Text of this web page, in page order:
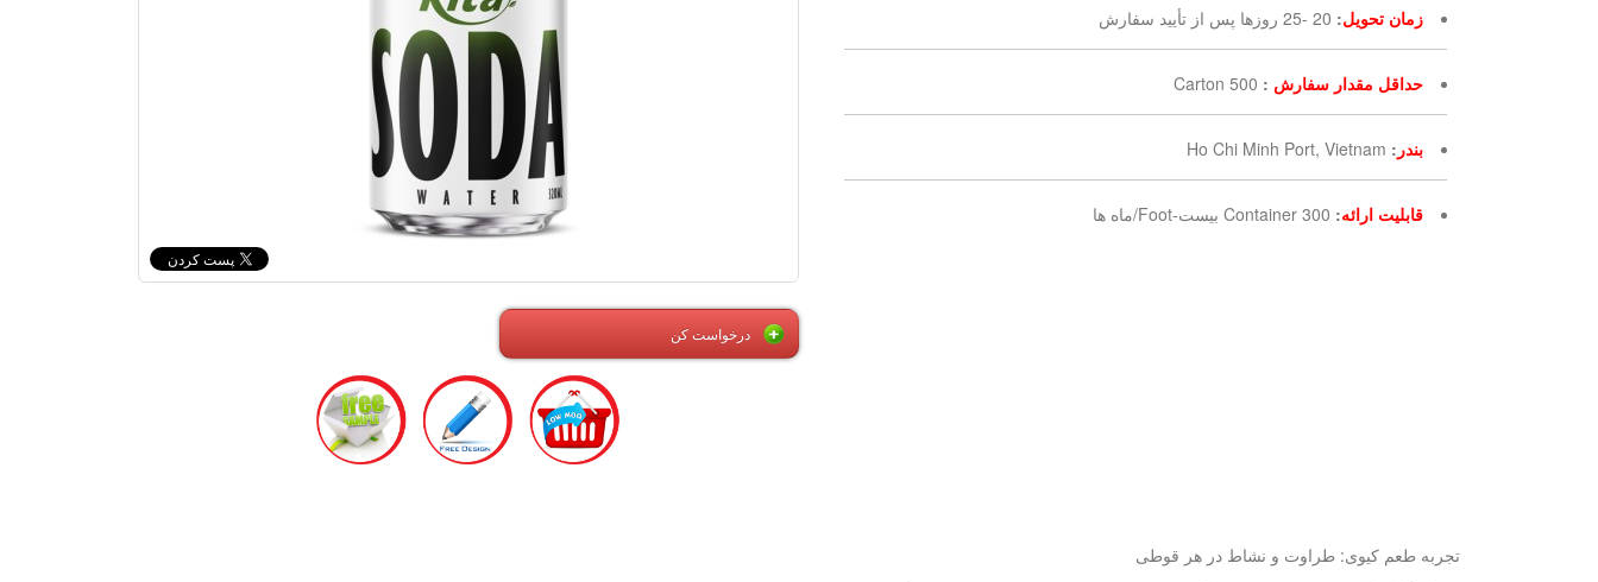
درخواست کن
زمان تحویل: 20 -25 روزها پس از تأیید سفارش
حداقل مقدار سفارش :
500 Carton
بندر :
Ho Chi Minh Port, Vietnam
قابلیت ارائه: 300 Container بیست-Foot/ماه ها
تجربه طعم کیوی: طراوت و نشاط در هر قوطی